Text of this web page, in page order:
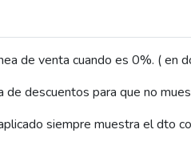
de venta cuando es 0%. ( en
descuentos para que no
siempre muestra el dto